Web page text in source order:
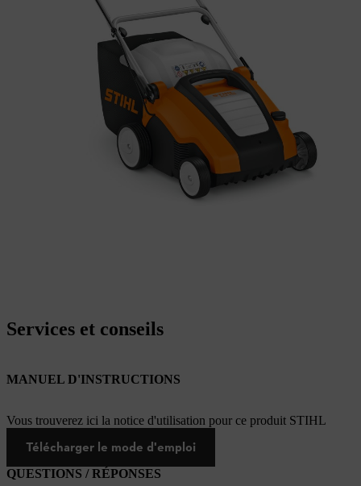
Services et conseils
MANUEL D'INSTRUCTIONS
Vous trouverez ici la notice d'utilisation pour ce produit STIHL
Télécharger le mode d'emploi
QUESTIONS / RÉPONSES